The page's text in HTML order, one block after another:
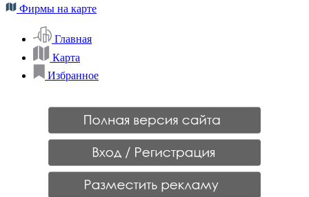
Фирмы на карте
Главная
Карта
Избранное